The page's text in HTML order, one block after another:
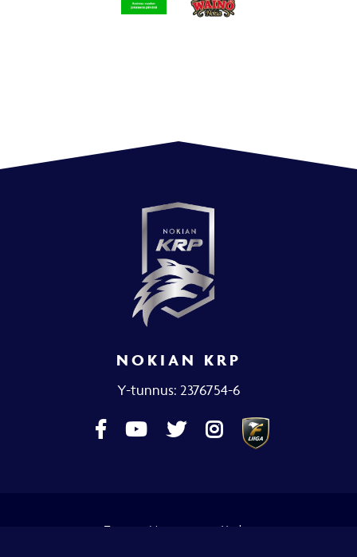
NOKIAN KRP
Y-tunnus: 2376754-6
Toteutus: Mainostoimisto Värikäs